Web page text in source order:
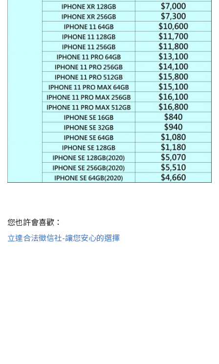
您也許會喜歡：
立達合法徵信社-讓您安心的選擇